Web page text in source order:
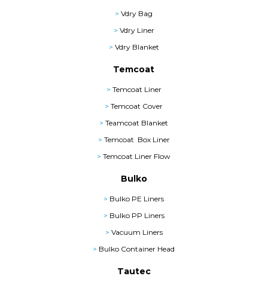
>Vdry Bag
> Vdry Liner
> Vdry Blanket
Temcoat
> Temcoat Liner
>Temcoat Cover
>Teamcoat Blanket
> Temcoat Box Liner
>Temcoat Liner Flow
Bulko
> Bulko PE Liners
> Bulko PP Liners
> Vacuum Liners
> Bulko Container Head
Tautec